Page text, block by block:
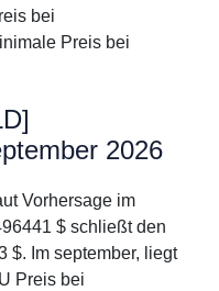
bei
Preis bei
2026
Vorhersage im
$ schließt den
$. Im september, liegt
Preis bei